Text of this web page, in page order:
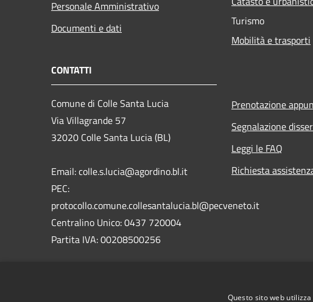
Personale Amministrativo
Documenti e dati
Turismo
Mobilità e trasporti
CONTATTI
Comune di Colle Santa Lucia
Via Villagrande 57
32020 Colle Santa Lucia (BL)
Email: colle.s.lucia@agordino.bl.it
PEC:
protocollo.comune.collesantalucia.bl@pecveneto.it
Centralino Unico: 0437 720004
Partita IVA: 00208500256
Prenotazione
Segnalazione
Leggi le FAQ
Richiesta
Questo sito web